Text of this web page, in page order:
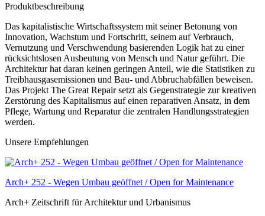
Produktbeschreibung
Das kapitalistische Wirtschaftssystem mit seiner Betonung von
Innovation, Wachstum und Fortschritt, seinem auf Verbrauch,
Vernutzung und Verschwendung basierenden Logik hat zu einer
rücksichtslosen Ausbeutung von Mensch und Natur geführt. Die
Architektur hat daran keinen geringen Anteil, wie die Statistiken zu
Treibhausgasemissionen und Bau- und Abbruchabfällen beweisen.
Das Projekt The Great Repair setzt als Gegenstrategie zur kreativen
Zerstörung des Kapitalismus auf einen reparativen Ansatz, in dem
Pflege, Wartung und Reparatur die zentralen Handlungsstrategien
werden.
Unsere Empfehlungen
Arch+ 252 - Wegen Umbau geöffnet / Open for Maintenance
Arch+ Zeitschrift für Architektur und Urbanismus